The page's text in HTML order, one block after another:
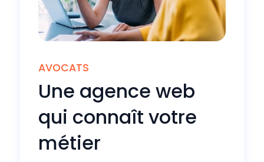
AVOCATS
Une agence web
qui connaît votre
métier